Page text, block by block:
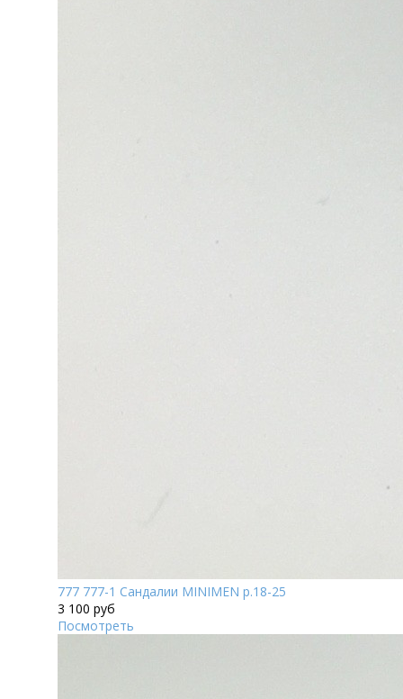
777 777-1 Сандалии MINIMEN р.18-25
3 100 руб
Посмотреть